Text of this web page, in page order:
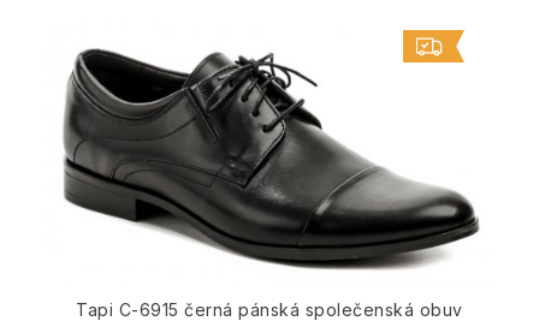
Tapi C-6915 černá pánská společenská obuv